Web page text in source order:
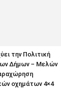
την Πολιτική
Δήμων – Μελών
οχημάτων 4×4